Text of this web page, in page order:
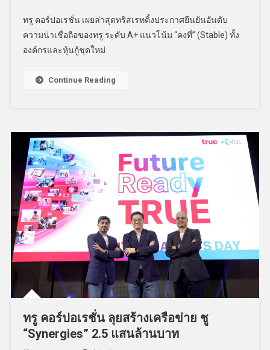
ทรู คอร์ปอเรชั่น เผยล่าสุดทริสเรทติ้งประกาศยืนยันอันดับ
ความน่าเชื่อถือของทรู ระดับ A+ แนวโน้ม “คงที่” (Stable) ทั้ง
องค์กรและหุ้นกู้ชุดใหม่
Continue Reading
ทรู คอร์ปอเรชั่น ลุยสร้างเครือข่าย ชู
“Synergies” 2.5 แสนล้านบาท